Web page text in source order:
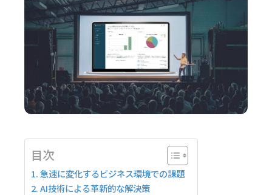
目次
急速に変化するビジネス環境での課題
AI技術による革新的な解決策